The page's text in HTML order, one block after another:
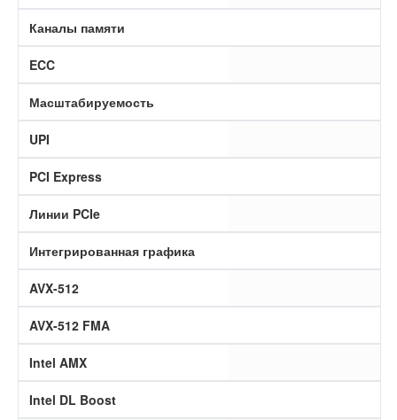
Каналы памяти
ECC
Масштабируемость
UPI
PCI Express
Линии PCIe
Интегрированная графика
AVX-512
AVX-512 FMA
Intel AMX
Intel DL Boost